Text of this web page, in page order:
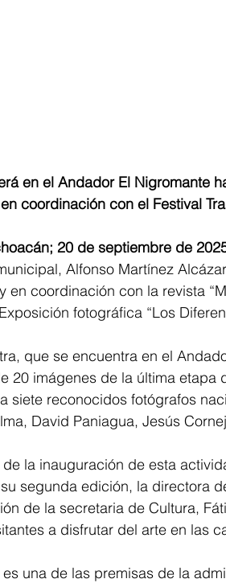
en el Andador El Nigromante
coordinación con el Festival
20 de septiembre de
Alfonso Martínez
en coordinación con la revista
fotográfica “Los
que se encuentra en el
20 imágenes de la última etapa
siete reconocidos fotógrafos
David Paniagua, Jesús
de la inauguración de esta
segunda edición, la directora
de la secretaria de Cultura,
a disfrutar del arte en las
es una de las premisas de la